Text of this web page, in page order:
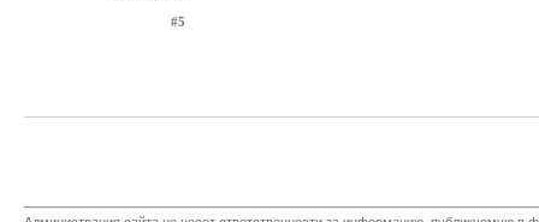
#5